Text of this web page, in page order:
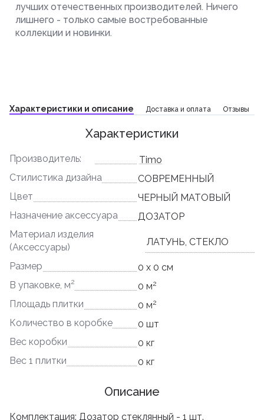
лучших отечественных производителей. Ничего
лишнего - только самые востребованные
коллекции и новинки.
Характеристики и описание Доставка и оплата Отзывы
Характеристики
Производитель:
Timo
Стилистика дизайна
СОВРЕМЕННЫЙ
Цвет
ЧЕРНЫЙ МАТОВЫЙ
Назначение аксессуара
ДОЗАТОР
Материал изделия
(Аксессуары)
ЛАТУНЬ, СТЕКЛО
Размер
0 x 0 см
В упаковке, м2 0 м2
Площадь плитки 0 м2
Количество в коробке
0 шт
Вес коробки
0 кг
Вес 1 плитки
0 кг
Описание
Комплектация: Дозатор стеклянный - 1 шт.